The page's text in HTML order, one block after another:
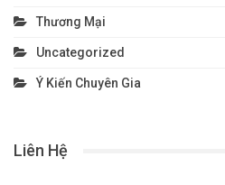
Thương Mại
Uncategorized
Ý Kiến Chuyên Gia
Liên Hệ